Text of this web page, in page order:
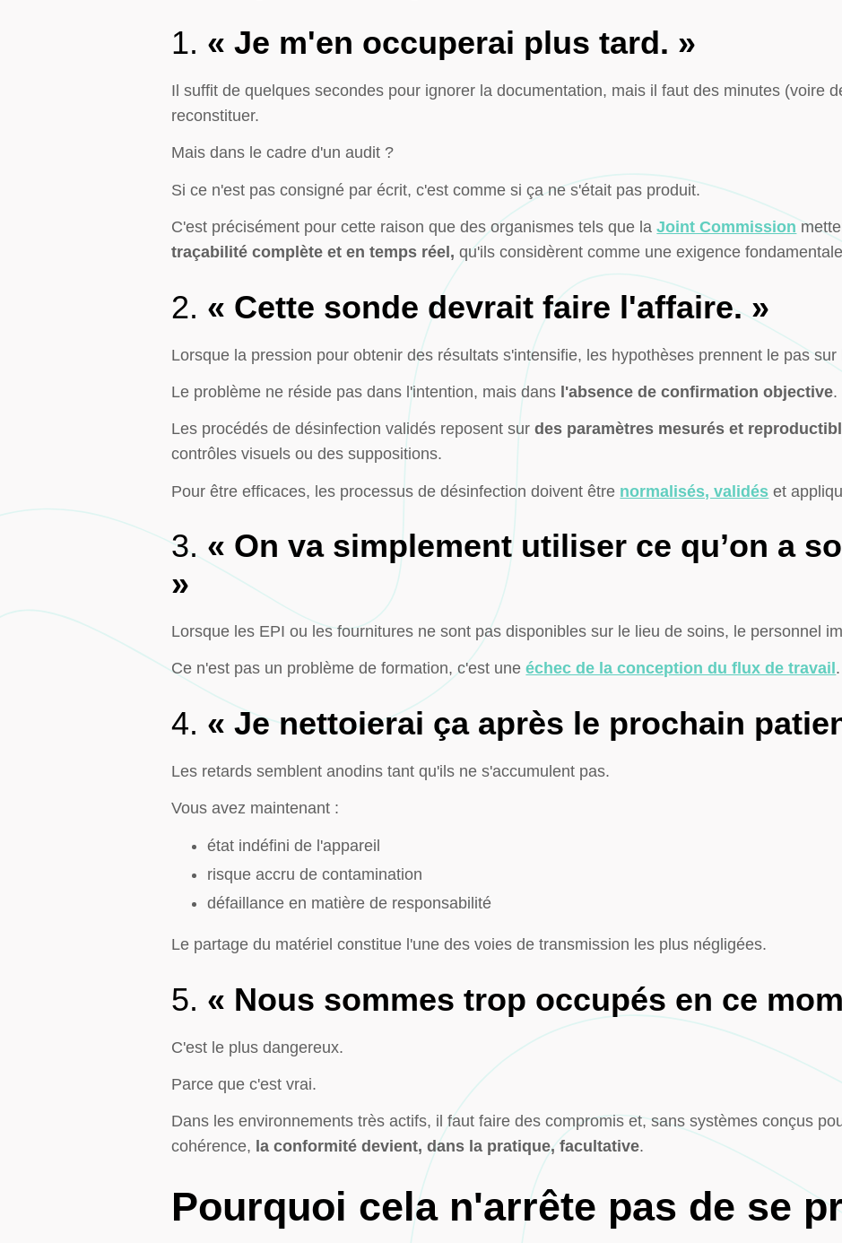
1. « Je m'en occuperai plus tard. »
Il suffit de quelques secondes pour ignorer la documentation, mais il faut des minutes (voire
reconstituer.
Mais dans le cadre d'un audit ?
Si ce n'est pas consigné par écrit, c'est comme si ça ne s'était pas produit.
C'est précisément pour cette raison que des organismes tels que laJoint Commission
traçabilité complète et en temps réel, qu'ils considèrent comme une exigence
2. « Cette sonde devrait faire l'affaire. »
Lorsque la pression pour obtenir des résultats s'intensifie, les hypothèses prennent le pas sur
Le problème ne réside pas dans l'intention, mais dans l'absence de confirmation objective.
Les procédés de désinfection validés reposent surdes paramètres mesurés et
contrôles visuels ou des suppositions.
Pour être efficaces, les processus de désinfection doivent être normalisés, validés et
3. « On va simplement utiliser ce qu’on a
»
Lorsque les EPI ou les fournitures ne sont pas disponibles sur le lieu de soins, le personnel
Ce n'est pas un problème de formation, c'est uneéchec de la conception du flux de travail .
4. « Je nettoierai ça après le prochain
Les retards semblent anodins tant qu'ils ne s'accumulent pas.
Vous avez maintenant :
état indéfini de l'appareil
risque accru de contamination
défaillance en matière de responsabilité
Le partage du matériel constitue l'une des voies de transmission les plus négligées.
5. « Nous sommes trop occupés en ce
C'est le plus dangereux.
Parce que c'est vrai.
Dans les environnements très actifs, il faut faire des compromis et, sans systèmes conçus
cohérence, la conformité devient, dans la pratique, facultative.
Pourquoi cela n'arrête pas de se